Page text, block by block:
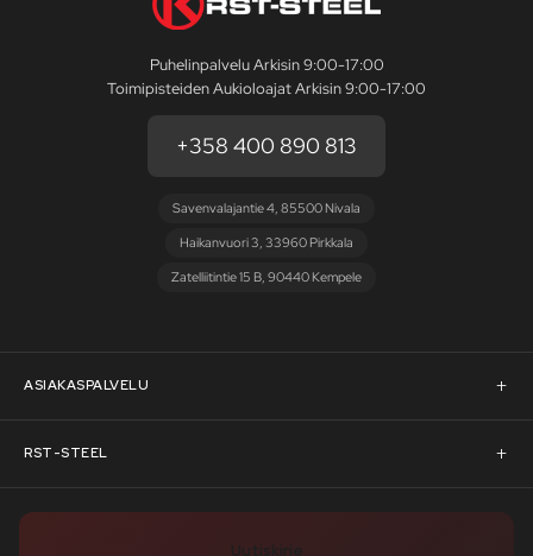
Puhelinpalvelu Arkisin 9:00-17:00
Toimipisteiden Aukioloajat Arkisin 9:00-17:00
+358 400 890 813
Savenvalajantie 4, 85500 Nivala
Haikanvuori 3, 33960 Pirkkala
Zatelliitintie 15 B, 90440 Kempele
ASIAKASPALVELU
Asiakaspalvelu
Pyydä tarjous
RST-STEEL
RST-Steelin tarina
Uutiskirje